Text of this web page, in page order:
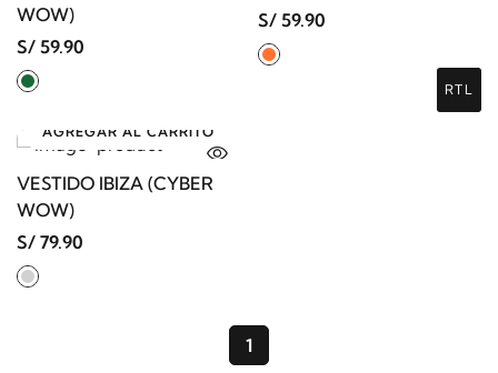
RTL
WOW)
S/ 59.90
S/ 59.90
AGREGAR AL CARRITO
VESTIDO IBIZA (CYBER
WOW)
S/ 79.90
1